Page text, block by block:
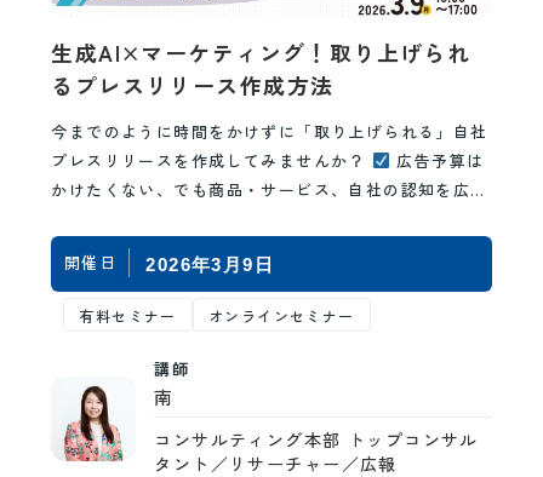
開催日 2026年3月9日
有料セミナー オンラインセミナー
生成AI×マーケティング！取り上げられ
るプレスリリース作成方法
今までのように時間をかけずに「取り上げられる」自社
プレスリリースを作成してみませんか？
広告予算は
かけたくない、でも商品・サービス、自社の認知を広め
講師
南
コンサルティング本部 トップコンサル
タント／リサーチャー／広報